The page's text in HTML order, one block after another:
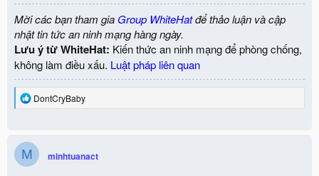
Mời các bạn tham gia Group WhiteHatđể thảo luận và cập
nhật tin tức an ninh mạng hàng ngày.
Lưu ý từ WhiteHat: Kiến thức an ninh mạng để phòng chống,
không làm điều xấu. Luật pháp liên quan
R
t
o
DontCryBaby
M minhtuanact